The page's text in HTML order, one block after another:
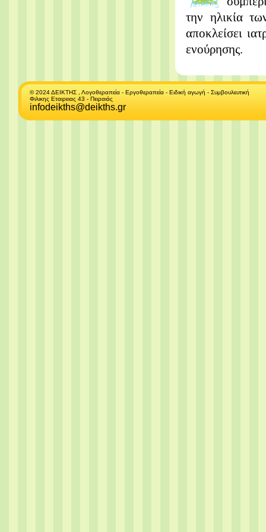
την ηλικία
αποκλείσει
ενούρησης.
© 2024 ΔΕΙΚΤΗΣ , Λογοθεραπεία - Εργοθεραπεία - Ειδική αγωγή - Συμβουλευτική
Φιλικης Εταιρειας 43 - Πειραιάς
infodeikths@deikths.gr